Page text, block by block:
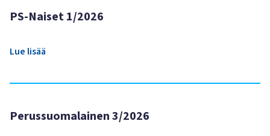
PS-Naiset 1/2026
Lue lisää
Perussuomalainen 3/2026